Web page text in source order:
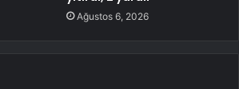
Ağustos 6, 2026